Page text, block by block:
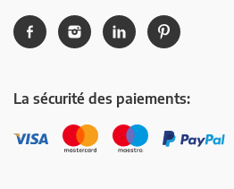
La sécurité des paiements: